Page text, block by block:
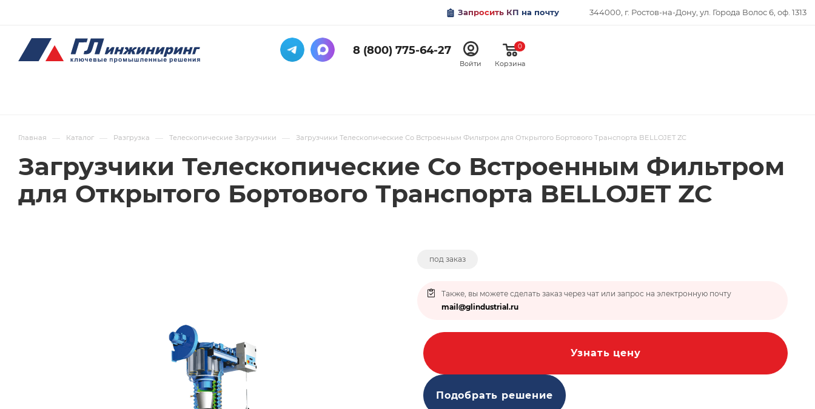
Запросить КП на почту 344000, г. Ростов-на-Дону, ул. Города Волос 6, оф. 1313
8 (800) 775-64-27
Войти Корзина
0
Главная — Каталог — Разгрузка — Телескопические Загрузчики — Загрузчики Телескопические Со Встроенным Фильтром для Открытого Бортового Транспорта BELLOJET ZC
Загрузчики Телескопические Со Встроенным Фильтром
для Открытого Бортового Транспорта BELLOJET ZC
под заказ
Также, вы можете сделать заказ через чат или запрос на электронную почту
mail@glindustrial.ru
Узнать цену
Подобрать решение